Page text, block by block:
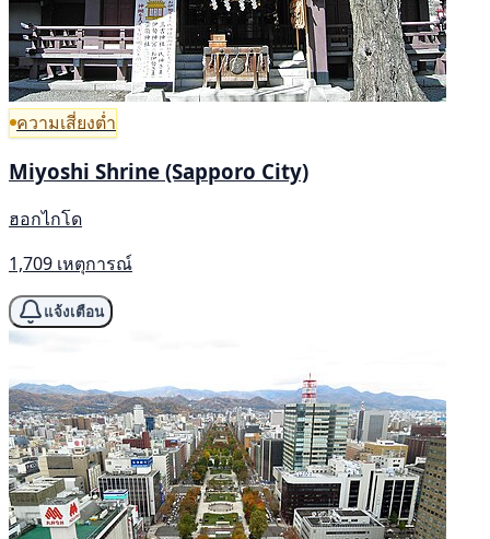
ความเสี่ยงต่ำ
Miyoshi Shrine (Sapporo City)
ฮอกไกโด
1,709 เหตุการณ์
แจ้งเตือน